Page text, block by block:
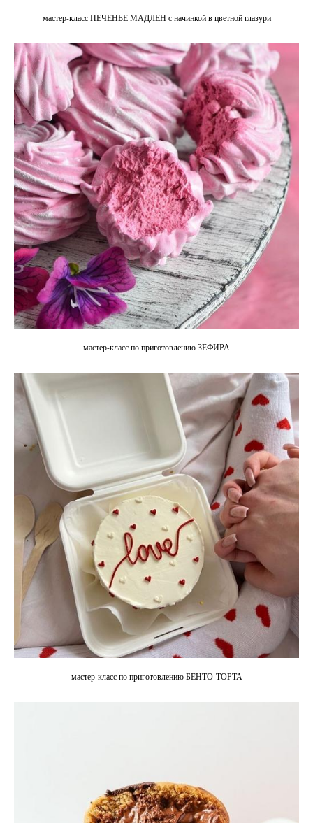
мастер-класс ПЕЧЕНЬЕ МАДЛЕН с начинкой в цветной глазури
мастер-класс по приготовлению ЗЕФИРА
мастер-класс по приготовлению БЕНТО-ТОРТА